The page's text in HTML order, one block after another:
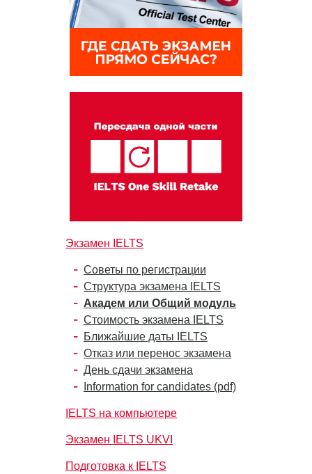
Экзамен IELTS
Советы по регистрации
Структура экзамена IELTS
Академ или Общий модуль
Стоимость экзамена IELTS
Ближайшие даты IELTS
Отказ или перенос экзамена
День сдачи экзамена
Information for candidates (pdf)
IELTS на компьютере
Экзамен IELTS UKVI
Подготовка к IELTS